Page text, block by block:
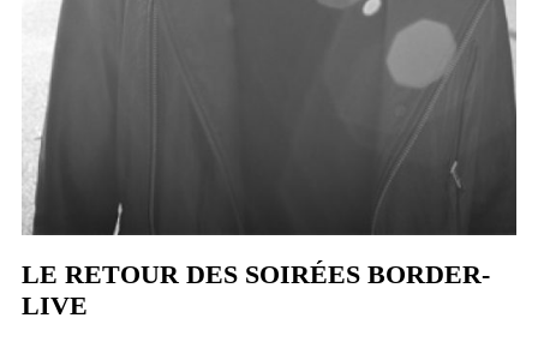
LE RETOUR DES SOIRÉES BORDER-
LIVE